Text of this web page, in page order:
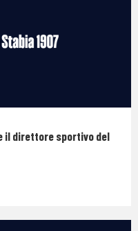
il direttore sportivo del